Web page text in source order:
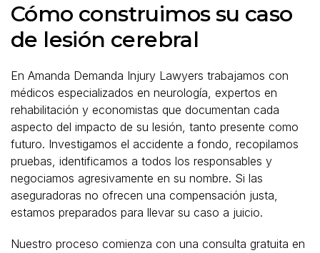
Cómo construimos su caso
de lesión cerebral
En Amanda Demanda Injury Lawyers trabajamos con
médicos especializados en neurología, expertos en
rehabilitación y economistas que documentan cada
aspecto del impacto de su lesión, tanto presente como
futuro. Investigamos el accidente a fondo, recopilamos
pruebas, identificamos a todos los responsables y
negociamos agresivamente en su nombre. Si las
aseguradoras no ofrecen una compensación justa,
estamos preparados para llevar su caso a juicio.
Nuestro proceso comienza con una consulta gratuita en